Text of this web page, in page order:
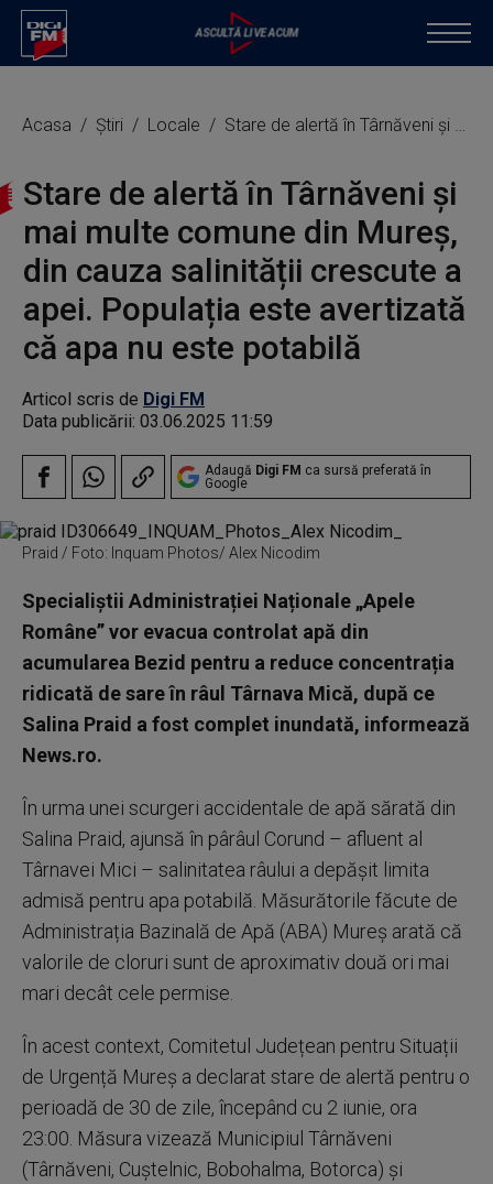
Acasa Știri Locale Stare de alertă în Târnăveni și mai multe comune din Mureș, din cauza salinității crescute a apei. Populația este avertizată că apa nu este potabilă
Stare de alertă în Târnăveni și
mai multe comune din Mureș,
din cauza salinității crescute a
apei. Populația este avertizată
că apa nu este potabilă
Articol scris de Digi FM
Data publicării: 03.06.2025 11:59
Adaugă Digi FM ca sursă preferată în
Google
Praid / Foto: Inquam Photos/ Alex Nicodim
Specialiștii Administrației Naționale „Apele
Române” vor evacua controlat apă din
acumularea Bezid pentru a reduce concentrația
ridicată de sare în râul Târnava Mică, după ce
Salina Praid a fost complet inundată, informează
News.ro.
În urma unei scurgeri accidentale de apă sărată din
Salina Praid, ajunsă în pârâul Corund – afluent al
Târnavei Mici – salinitatea râului a depășit limita
admisă pentru apa potabilă. Măsurătorile făcute de
Administrația Bazinală de Apă (ABA) Mureș arată că
valorile de cloruri sunt de aproximativ două ori mai
mari decât cele permise.
În acest context, Comitetul Județean pentru Situații
de Urgență Mureș a declarat stare de alertă pentru o
perioadă de 30 de zile, începând cu 2 iunie, ora
23:00. Măsura vizează Municipiul Târnăveni
(Târnăveni, Cuștelnic, Bobohalma, Botorca) și